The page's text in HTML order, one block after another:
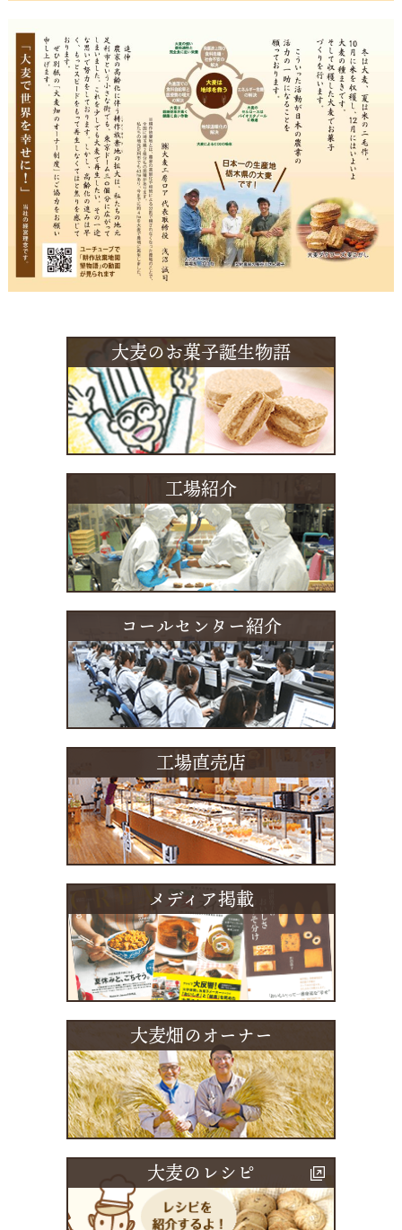
大麦のお菓子誕生物語
工場紹介
コールセンター紹介
工場直売店
メディア掲載
大麦畑のオーナー
大麦のレシピ